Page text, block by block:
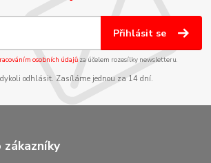
Přihlásit se
osobních údajůza účelem rozesílky newsletteru.
odhlásit. Zasíláme jednou za 14 dní.